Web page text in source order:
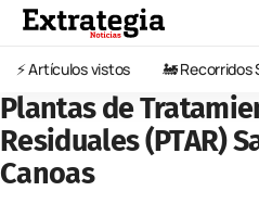
⚡️ Artículos vistos 🚂 Recorridos
Plantas de
Residuales (PTAR)
Canoas